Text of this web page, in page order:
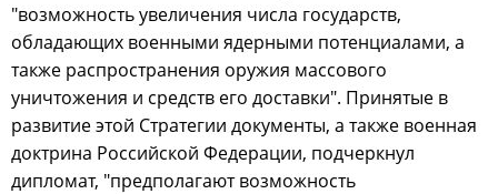
"возможность увеличения числа государств,
обладающих военными ядерными потенциалами, а
также распространения оружия массового
уничтожения и средств его доставки". Принятые в
развитие этой Стратегии документы, а также военная
доктрина Российской Федерации, подчеркнул
дипломат, "предполагают возможность